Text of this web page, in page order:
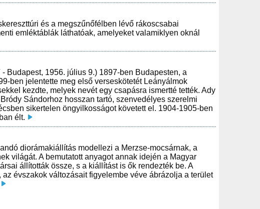
és a megszűnőfélben lévő rákoscsabai
emléktáblák láthatóak, amelyeket valamiklyen oknál
Budapest, 1956. július 9.) 1897-ben Budapesten, a
ben jelentette meg első verseskötetét Leányálmok
kezdte, melyek nevét egy csapásra ismertté tették. Ady
Sándorhoz hosszan tartó, szenvedélyes szerelmi
sikertelen öngyilkosságot követett el. 1904-1905-ben
élt.
diorámakiállítás modellezi a Merzse-mocsárnak, a
világát. A bemutatott anyagot annak idején a Magyar
állították össze, s a kiállítást is ők rendezték be. A
évszakok változásait figyelembe véve ábrázolja a terület